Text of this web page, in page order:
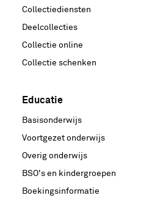
Collectiediensten
Deelcollecties
Collectie online
Collectie schenken
Educatie
Basisonderwijs
Voortgezet onderwijs
Overig onderwijs
BSO's en kindergroepen
Boekingsinformatie